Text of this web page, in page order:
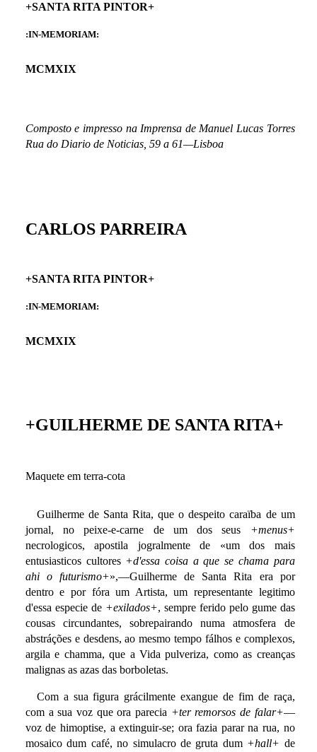
+SANTA RITA PINTOR+
:IN-MEMORIAM:
MCMXIX
Composto e impresso na Imprensa de Manuel Lucas Torres
Rua do Diario de Noticias, 59 a 61—Lisboa
CARLOS PARREIRA
+SANTA RITA PINTOR+
:IN-MEMORIAM:
MCMXIX
+GUILHERME DE SANTA RITA+
Maquete em terra-cota
Guilherme de Santa Rita, que o despeito caraïba de um
jornal, no peixe-e-carne de um dos seus +menus+
necrologicos, apostila jogralmente de «um dos mais
entusiasticos cultores +d'essa coisa a que se chama para
ahi o futurismo+»,—Guilherme de Santa Rita era por
dentro e por fóra um Artista, um representante legitimo
d'essa especie de +exilados+, sempre ferido pelo gume das
cousas circundantes, sobrepairando numa atmosfera de
abstráções e desdens, ao mesmo tempo fálhos e complexos,
argila e chamma, que a Vida pulveriza, como as creanças
malignas as azas das borboletas.
Com a sua figura grácilmente exangue de fim de raça,
com a sua voz que ora parecia +ter remorsos de falar+—
voz de himoptise, a extinguir-se; ora fazia parar na rua, no
mosaico dum café, no simulacro de gruta dum +hall+ de